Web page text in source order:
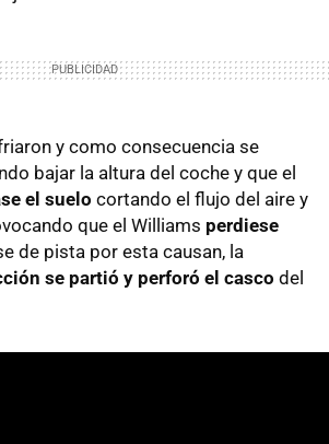
y como consecuencia se
bajar la altura del coche y que el
el suelo cortando el flujo del aire y
que el Williams perdiese
de pista por esta causan, la
se partió y perforó el casco del